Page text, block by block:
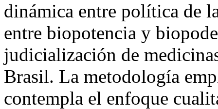
dinámica entre política de
entre biopotencia y
judicialización de
Brasil. La metodología
contempla el enfoque